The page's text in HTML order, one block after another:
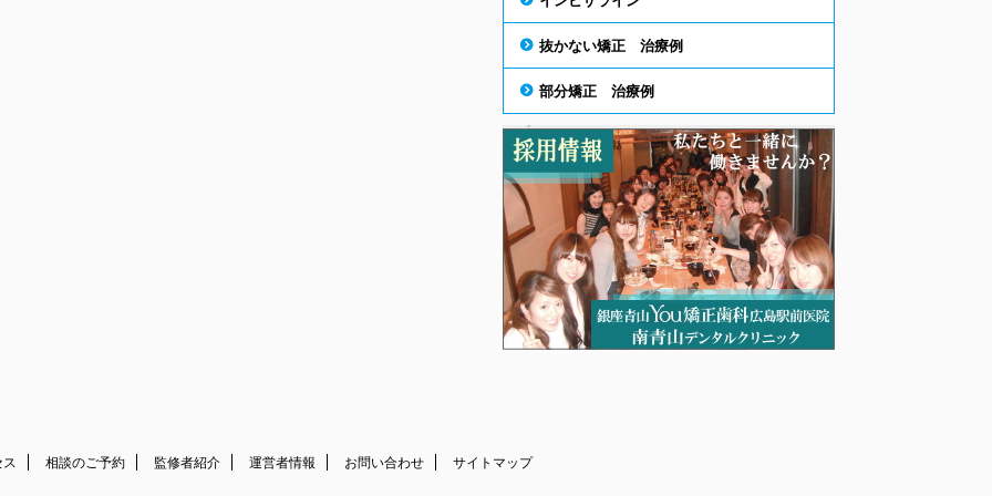
抜かない矯正 治療例
部分矯正 治療例
相談のご予約 監修者紹介 運営者情報 お問い合わせ サイトマップ